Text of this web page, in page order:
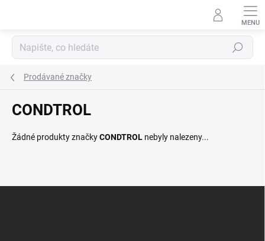
Hledat
Prodávané značky
CONDTROL
Žádné produkty značkyCONDTROL nebyly nalezeny...